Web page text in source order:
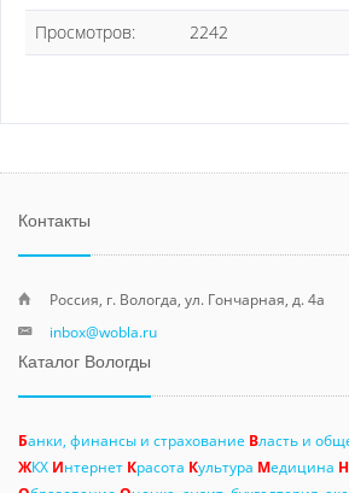
Просмотров:
2242
Контакты
Россия, г. Вологда, ул. Гончарная, д. 4а
inbox@wobla.ru
Каталог Вологды
Банки, финансы и страхование Власть и
ЖКХ Интернет Красота Культура Медицина Н